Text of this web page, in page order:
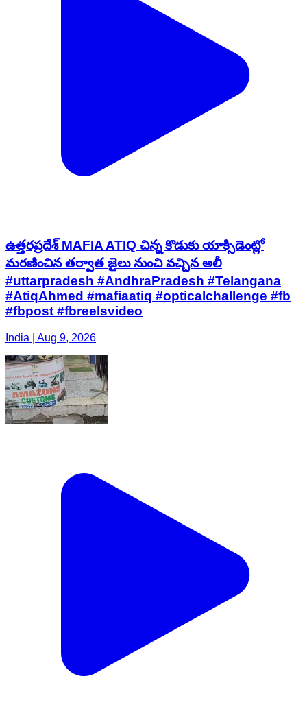
ఉత్తరప్రదేశ్ MAFIA ATIQ చిన్న కొడుకు యాక్సిడెంట్లో
మరణించిన తర్వాత జైలు నుంచి వచ్చిన అలీ
#uttarpradesh #AndhraPradesh #Telangana
#AtiqAhmed #mafiaatiq #opticalchallenge #fb
#fbpost #fbreelsvideo
India | Aug 9, 2026